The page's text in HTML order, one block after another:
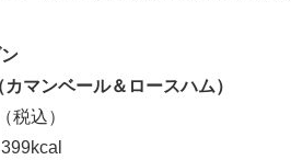
マンベール＆ロースハム）
税込）